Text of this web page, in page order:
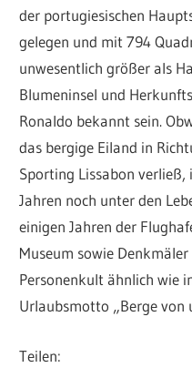
der portugiesischen
gelegen und mit 794
unwesentlich größer als
Blumeninsel und
Ronaldo bekannt sein.
das bergige Eiland in
Sporting Lissabon
Jahren noch unter den
einigen Jahren der
Museum sowie
Personenkult ähnlich wie
Urlaubsmotto „Berge von
Teilen: